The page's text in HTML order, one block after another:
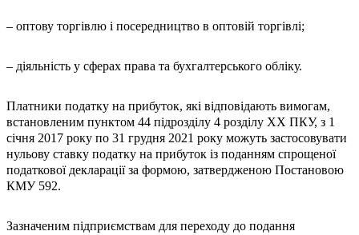
– оптову торгівлю і посередництво в оптовій торгівлі;
– діяльність у сферах права та бухгалтерського обліку.
Платники податку на прибуток, які відповідають вимогам,
встановленим пунктом 44 підрозділу 4 розділу ХХ ПКУ, з 1
січня 2017 року по 31 грудня 2021 року можуть застосовувати
нульову ставку податку на прибуток із поданням спрощеної
податкової декларації за формою, затвердженою Постановою
КМУ 592.
Зазначеним підприємствам для переходу до подання